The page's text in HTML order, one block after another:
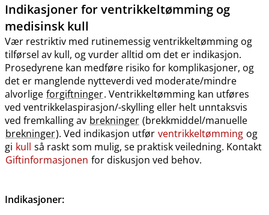
Indikasjoner for ventrikkeltømming og
medisinsk kull
Vær restriktiv med rutinemessig ventrikkeltømming og
tilførsel av kull, og vurder alltid om det er indikasjon.
Prosedyrene kan medføre risiko for komplikasjoner, og
det er manglende nytteverdi ved moderate​/​mindre
alvorlige forgiftninger. Ventrikkeltømming kan utføres
ved ventrikkelaspirasjon​/​-skylling eller helt unntaksvis
ved fremkalling av brekninger (brekkmiddel​/​manuelle
brekninger). Ved indikasjon utfør ventrikkeltømming og
gi kull så raskt som mulig, se praktisk veiledning. Kontakt
Giftinformasjonen for diskusjon ved behov.
Indikasjoner: